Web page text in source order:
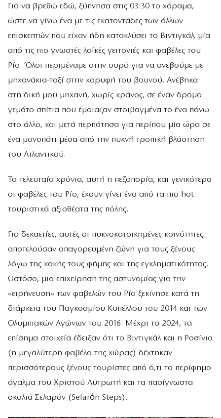
Για να βρεθώ εδώ, ξύπνησα στις 03:30 το χάραμα,
ώστε να γίνω ένα με τις εκατοντάδες των άλλων
επισκεπτών που είχαν ήδη κατακλύσει το Βιντιγκάλ, μία
από τις πιο γνωστές λαϊκές γειτονιές και φαβέλες του
Ρίο. Όλοι περιμέναμε στην ουρά για να ανεβούμε με
μηχανάκια-ταξί στην κορυφή του βουνού. Ανέβηκα
στη δική μου μηχανή, χωρίς κράνος, σε έναν δρόμο
γεμάτο σπίτια που έμοιαζαν στοιβαγμένα το ένα πάνω
στο άλλο, και μετά περπάτησα για περίπου μία ώρα σε
ένα μονοπάτι μέσα από την πυκνή τροπική βλάστηση
του Ατλαντικού.
Τα τελευταία χρόνια, αυτή η πεζοπορία, και γενικότερα
οι φαβέλες του Ρίο, έχουν γίνει ένα από τα πιο hot
τουριστικά αξιοθέατα της πόλης.
Για δεκαετίες, αυτές οι πυκνοκατοικημένες κοινότητες
αποτελούσαν απαγορευμένη ζώνη για τους ξένους
λόγω της κακής τους φήμης και της εγκληματικότητας.
Ωστόσο, μια επιχείρηση της αστυνομίας για την
«ειρήνευση» των φαβελών του Ρίο ξεκίνησε κατά τη
διάρκεια του Παγκοσμίου Κυπέλλου του 2014 και των
Ολυμπιακών Αγώνων του 2016. Μέχρι το 2024, τα
επίσημα στοιχεία έδειξαν ότι το Βιντιγκάλ και η Ροσίνια
(η μεγαλύτερη φαβέλα της χώρας) δέχτηκαν
περισσότερους ξένους τουρίστες από ό,τι το περίφημο
άγαλμα του Χριστού Λυτρωτή και τα πασίγνωστα
σκαλιά Σελαρόν (Selarón Steps).